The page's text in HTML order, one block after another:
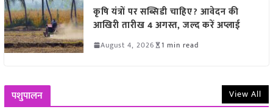
कृषि यंत्रों पर सब्सिडी चाहिए? आवेदन की
आखिरी तारीख 4 अगस्त, जल्द करें अप्लाई
August 4, 2026 1 min read
पशुपालन View All